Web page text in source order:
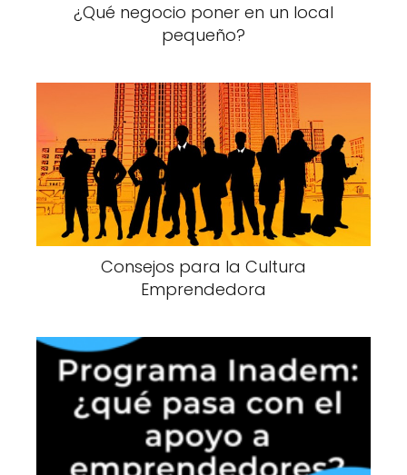
¿Qué negocio poner en un local
pequeño?
Consejos para la Cultura
Emprendedora